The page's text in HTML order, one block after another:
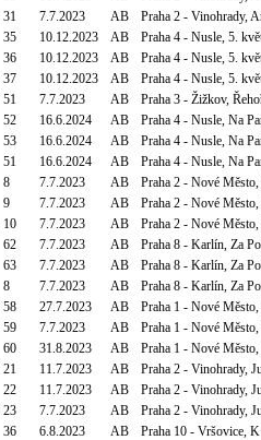
31 7.7.2023 AB Praha 2 - Vinohrady,
35 10.12.2023 AB Praha 4 - Nusle, 5.
36 10.12.2023 AB Praha 4 - Nusle, 5.
37 10.12.2023 AB Praha 4 - Nusle, 5.
51 7.7.2023 AB Praha 3 - Žižkov,
52 16.6.2024 AB Praha 4 - Nusle, Na
53 16.6.2024 AB Praha 4 - Nusle, Na
51 16.6.2024 AB Praha 4 - Nusle, Na
8 7.7.2023 AB Praha 2 - Nové
9 7.7.2023 AB Praha 2 - Nové
10 7.7.2023 AB Praha 2 - Nové
62 7.7.2023 AB Praha 8 - Karlín, Za
63 7.7.2023 AB Praha 8 - Karlín, Za
8 7.7.2023 AB Praha 8 - Karlín, Za
58 27.7.2023 AB Praha 1 - Nové
59 7.7.2023 AB Praha 1 - Nové
60 31.8.2023 AB Praha 1 - Nové
21 11.7.2023 AB Praha 2 - Vinohrady,
22 11.7.2023 AB Praha 2 - Vinohrady,
23 7.7.2023 AB Praha 2 - Vinohrady,
36 6.8.2023 AB Praha 10 - Vršovice,